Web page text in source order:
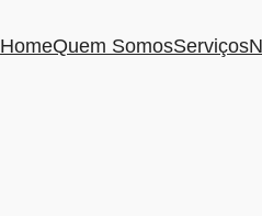
HomeQuem SomosServiços